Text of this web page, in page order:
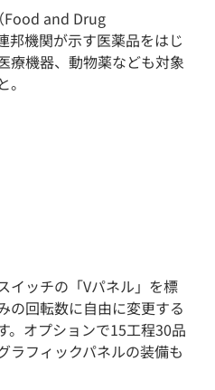
and Drug
機関が示す医薬品をはじ
療機器、動物薬なども対象
イッチの「Vパネル」を標
の回転数に自由に変更する
。オプションで15工程30品
ラフィックパネルの装備も